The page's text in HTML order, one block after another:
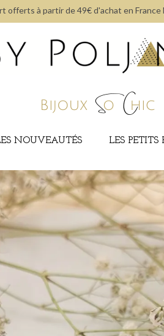
offerts à partir de 49€ d'achat en
NOUVEAUTÉS LES PETITS